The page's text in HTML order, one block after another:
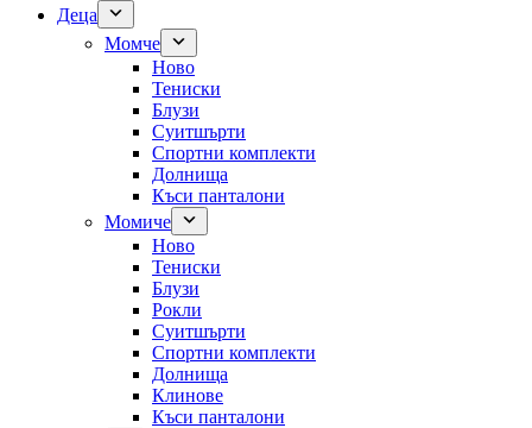
Деца
Момче
Ново
Тениски
Блузи
Суитшърти
Спортни комплекти
Долнища
Къси панталони
Момиче
Ново
Тениски
Блузи
Рокли
Суитшърти
Спортни комплекти
Долнища
Клинове
Къси панталони